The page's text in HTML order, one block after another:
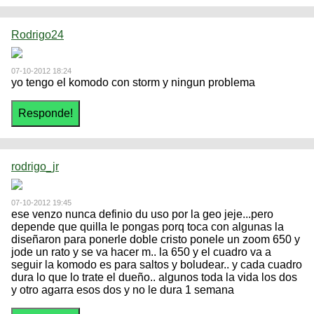
Rodrigo24
07-10-2012 18:24
yo tengo el komodo con storm y ningun problema
rodrigo_jr
07-10-2012 19:45
ese venzo nunca definio du uso por la geo jeje...pero
depende que quilla le pongas porq toca con algunas la
diseñaron para ponerle doble cristo ponele un zoom 650 y
jode un rato y se va hacer m.. la 650 y el cuadro va a
seguir la komodo es para saltos y boludear.. y cada cuadro
dura lo que lo trate el dueño.. algunos toda la vida los dos
y otro agarra esos dos y no le dura 1 semana